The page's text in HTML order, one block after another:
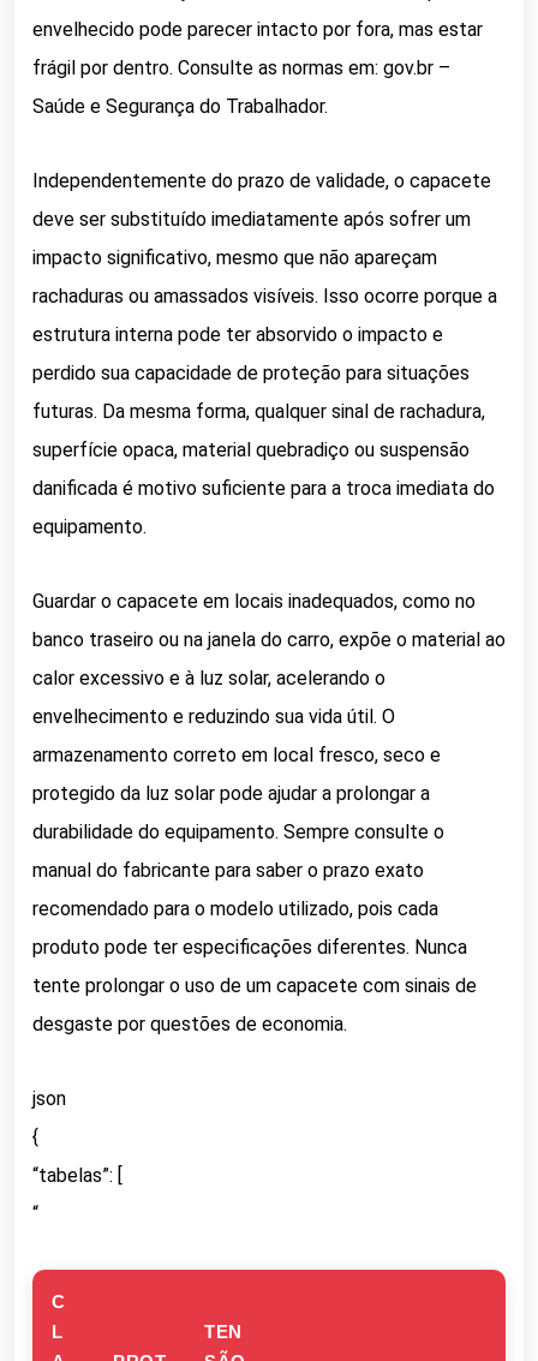
envelhecido pode parecer intacto por fora, mas estar
frágil por dentro. Consulte as normas em: gov.br –
Saúde e Segurança do Trabalhador.
Independentemente do prazo de validade, o capacete
deve ser substituído imediatamente após sofrer um
impacto significativo, mesmo que não apareçam
rachaduras ou amassados visíveis. Isso ocorre porque a
estrutura interna pode ter absorvido o impacto e
perdido sua capacidade de proteção para situações
futuras. Da mesma forma, qualquer sinal de rachadura,
superfície opaca, material quebradiço ou suspensão
danificada é motivo suficiente para a troca imediata do
equipamento.
Guardar o capacete em locais inadequados, como no
banco traseiro ou na janela do carro, expõe o material ao
calor excessivo e à luz solar, acelerando o
envelhecimento e reduzindo sua vida útil. O
armazenamento correto em local fresco, seco e
protegido da luz solar pode ajudar a prolongar a
durabilidade do equipamento. Sempre consulte o
manual do fabricante para saber o prazo exato
recomendado para o modelo utilizado, pois cada
produto pode ter especificações diferentes. Nunca
tente prolongar o uso de um capacete com sinais de
desgaste por questões de economia.
json
{
“tabelas”: [
“
C
L
TEN